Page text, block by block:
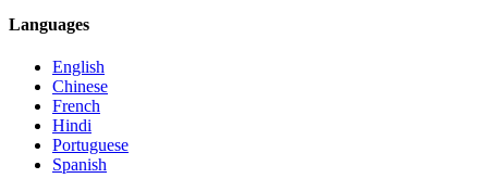
Languages
English
Chinese
French
Hindi
Portuguese
Spanish